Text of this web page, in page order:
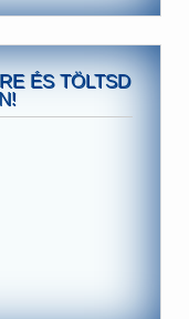
ÉS TÖLTSD